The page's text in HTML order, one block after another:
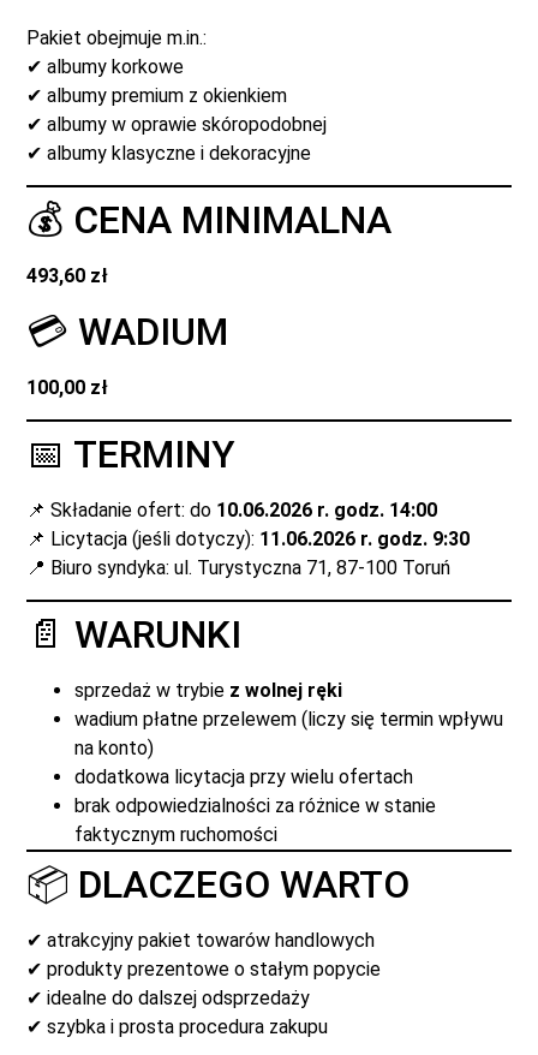
Pakiet obejmuje m.in.:
✔ albumy korkowe
✔ albumy premium z okienkiem
✔ albumy w oprawie skóropodobnej
✔ albumy klasyczne i dekoracyjne
💰 CENA MINIMALNA
493,60 zł
💳 WADIUM
100,00 zł
📅 TERMINY
📌 Składanie ofert: do 10.06.2026 r. godz. 14:00
📌 Licytacja (jeśli dotyczy): 11.06.2026 r. godz. 9:30
📍 Biuro syndyka: ul. Turystyczna 71, 87-100 Toruń
📄 WARUNKI
sprzedaż w trybie z wolnej ręki
wadium płatne przelewem (liczy się termin wpływu
na konto)
dodatkowa licytacja przy wielu ofertach
brak odpowiedzialności za różnice w stanie
faktycznym ruchomości
📦 DLACZEGO WARTO
✔ atrakcyjny pakiet towarów handlowych
✔ produkty prezentowe o stałym popycie
✔ idealne do dalszej odsprzedaży
✔ szybka i prosta procedura zakupu